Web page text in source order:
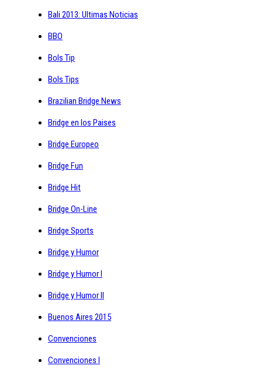
Bali 2013: Ultimas Noticias
BBO
Bols Tip
Bols Tips
Brazilian Bridge News
Bridge en los Paises
Bridge Europeo
Bridge Fun
Bridge Hit
Bridge On-Line
Bridge Sports
Bridge y Humor
Bridge y Humor I
Bridge y Humor II
Buenos Aires 2015
Convenciones
Convenciones I